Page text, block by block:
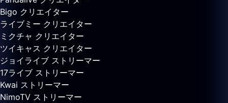
Bigo クリエイター
ライブミー クリエイター
ミクチャ クリエイター
ツイキャス クリエイター
ジョイライブ ストリーマー
17ライブ ストリーマー
Kwai ストリーマー
NimoTV ストリーマー